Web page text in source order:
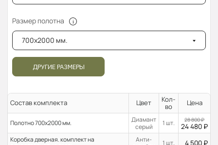
Размер полотна
700x2000 мм.
ДРУГИЕ РАЗМЕРЫ
Состав комплекта Цвет
Кол-
во
Цена
Полотно 700x2000 мм.
Диамант
серый
1 шт. 28 800₽
24 480 ₽
Коробка дверная. комплект на
Анти-
1 шт. 4 500 ₽